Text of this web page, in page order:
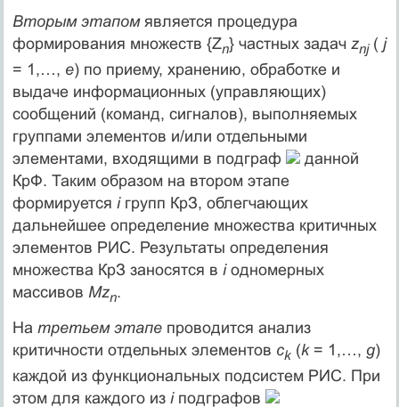
Вторым этапомявляется процедура
формирования множеств {Zn} частных задачznj( j
= 1,…, e) по приему, хранению, обработке и
выдаче информационных (управляющих)
сообщений (команд, сигналов), выполняемых
группами элементов и/или отдельными
элементами, входящими в подграф
данной
КрФ. Таким образом на втором этапе
формируется iгрупп КрЗ, облегчающих
дальнейшее определение множества критичных
элементов РИС. Результаты определения
множества КрЗ заносятся в iодномерных
массивов Мzn.
На третьем этапепроводится анализ
критичности отдельных элементов сk(k= 1,…, g)
каждой из функциональных подсистем РИС. При
этом для каждого из iподграфов